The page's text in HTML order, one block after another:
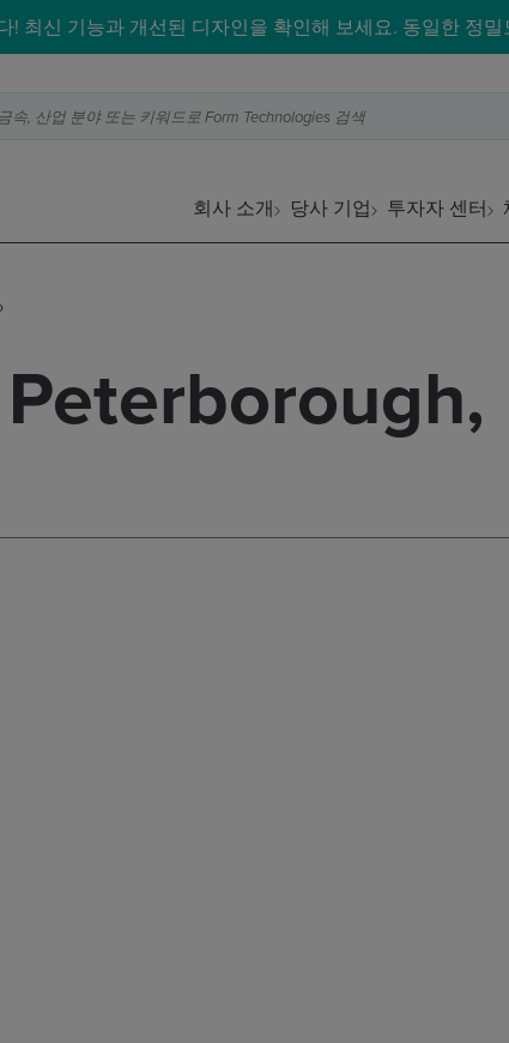
최신 기능과 개선된 디자인을 확인해 보세요. 동일한 정밀
속, 산업 분야 또는 키워드로 Form Technologies 검색
회사 소개 당사 기업 투자자 센터